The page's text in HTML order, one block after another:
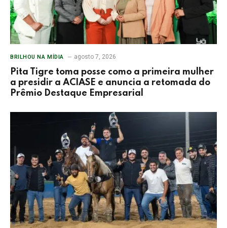
BRILHOU NA MÍDIA agosto 7, 2026
Pita Tigre toma posse como a primeira mulher
a presidir a ACIASE e anuncia a retomada do
Prêmio Destaque Empresarial